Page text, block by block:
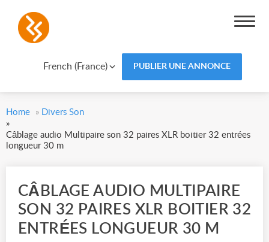
French (France) PUBLIER UNE ANNONCE
Home » Divers Son
»
Câblage audio Multipaire son 32 paires XLR boitier 32 entrées
longueur 30 m
CÂBLAGE AUDIO MULTIPAIRE
SON 32 PAIRES XLR BOITIER 32
ENTRÉES LONGUEUR 30 M